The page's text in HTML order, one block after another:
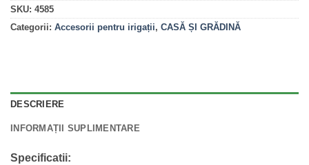
SKU: 4585
Categorii: Accesorii pentru irigații, CASĂ ȘI GRĂDINĂ
DESCRIERE
INFORMAȚII SUPLIMENTARE
Specificatii: